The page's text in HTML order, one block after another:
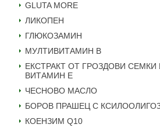
GLUTA MORE
ЛИКОПЕН
ГЛЮКОЗАМИН
МУЛТИВИТАМИН B
ЕКСТРАКТ ОТ ГРОЗДОВИ
ВИТАМИН Е
ЧЕСНОВО МАСЛО
БОРОВ ПРАШЕЦ С
КОЕНЗИМ Q10